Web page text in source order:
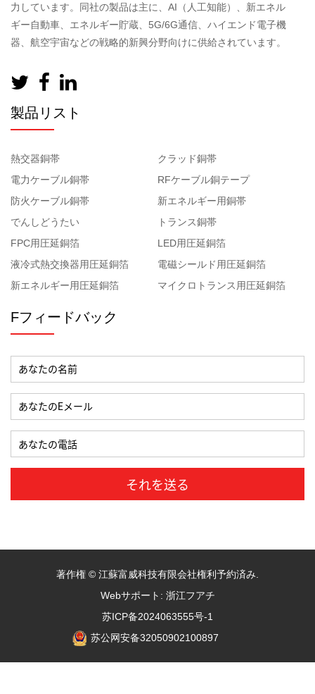
力しています。同社の製品は主に、AI（人工知能）、新エネル
ギー自動車、エネルギー貯蔵、5G/6G通信、ハイエンド電子機
器、航空宇宙などの戦略的新興分野向けに供給されています。
製品リスト
熱交器銅帯
クラッド銅帯
電力ケーブル銅帯
RFケーブル銅テープ
防火ケーブル銅帯
新エネルギー用銅帯
でんしどうたい
トランス銅帯
FPC用圧延銅箔
LED用圧延銅箔
液冷式熱交換器用圧延銅箔
電磁シールド用圧延銅箔
新エネルギー用圧延銅箔
マイクロトランス用圧延銅箔
Fフィードバック
著作権 © 江蘇富威科技有限会社権利予約済み.
Webサポート: 浙江フアチ
苏ICP备2024063555号-1
苏公网安备32050902100897